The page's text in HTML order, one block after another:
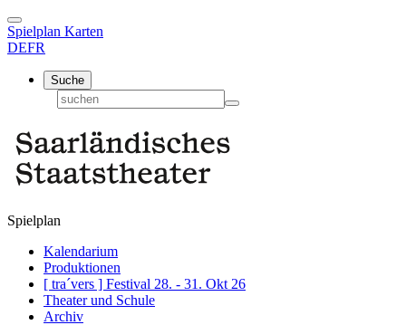
Spielplan Karten
DEFR
Suche
Spielplan
Kalendarium
Produktionen
[ tra´vers ] Festival 28. - 31. Okt 26
Theater und Schule
Archiv